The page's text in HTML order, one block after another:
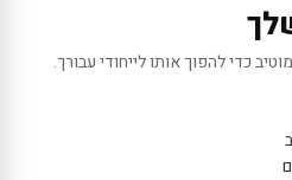
כדי להפוך אותו לייחודי עבורך.